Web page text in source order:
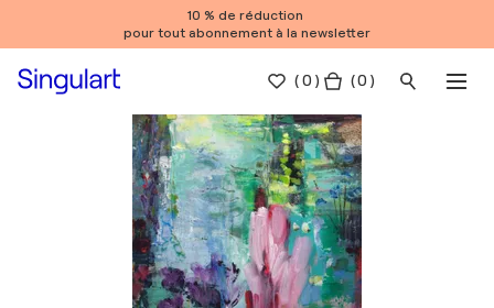
10 % de réduction
pour tout abonnement à la newsletter
(0 ) ( 0 )